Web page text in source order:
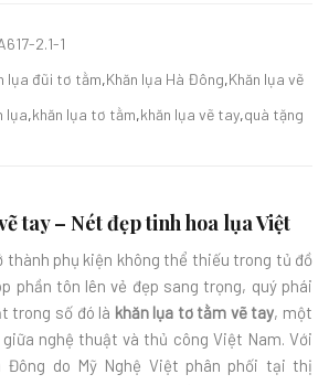
2.1-1
lụa đũi tơ tằm,Khăn lụa Hà Đông,Khăn lụa vẽ
lụa,khăn lụa tơ tằm,khăn lụa vẽ tay,quà tặng
tay – Nét đẹp tinh hoa lụa Việt
thành phụ kiện không thể thiếu trong tủ đồ
phần tôn lên vẻ đẹp sang trọng, quý phái
trong số đó là khăn lụa tơ tằm vẽ tay, một
nghệ thuật và thủ công Việt Nam. Với
Đông do Mỹ Nghệ Việt phân phối tại thị